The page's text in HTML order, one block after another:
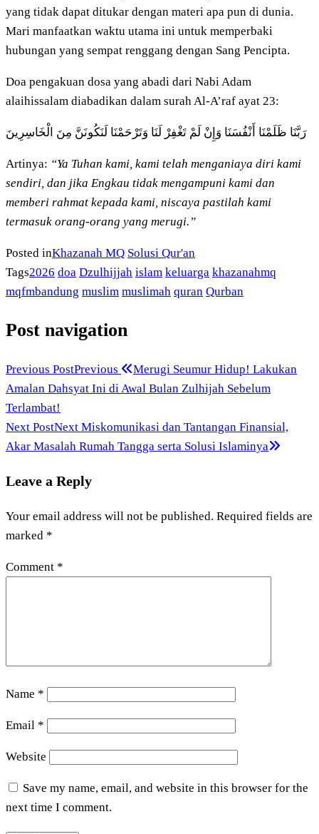
yang tidak dapat ditukar dengan materi apa pun di dunia.
Mari manfaatkan waktu utama ini untuk memperbaki
hubungan yang sempat renggang dengan Sang Pencipta.
Doa pengakuan dosa yang abadi dari Nabi Adam
alaihissalam diabadikan dalam surah Al-A’raf ayat 23:
رَبَّنَا ظَلَمْنَا أَنْفُسَنَا وَإِنْ لَمْ تَغْفِرْ لَنَا وَتَرْحَمْنَا لَنَكُونَنَّ مِنَ الْخَاسِرِينَ
Artinya: “Ya Tuhan kami, kami telah menganiaya diri kami
sendiri, dan jika Engkau tidak mengampuni kami dan
memberi rahmat kepada kami, niscaya pastilah kami
termasuk orang-orang yang merugi.”
Posted inKhazanah MQ Solusi Qur'an
Tags2026 doa Dzulhijjah islam keluarga khazanahmq
mqfmbandung muslim muslimah quran Qurban
Post navigation
Previous PostPrevious
Merugi Seumur Hidup! Lakukan
Amalan Dahsyat Ini di Awal Bulan Zulhijah Sebelum
Terlambat!
Next PostNext Miskomunikasi dan Tantangan Finansial,
Akar Masalah Rumah Tangga serta Solusi Islaminya
Leave a Reply
Your email address will not be published. Required fields are
marked *
Comment *
Name *
Email *
Website
Save my name, email, and website in this browser for the
next time I comment.